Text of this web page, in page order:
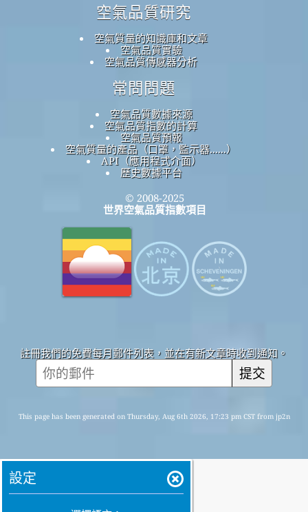
空氣品質研究
空氣質量的知識庫和文章
空氣品質實驗
空氣品質傳感器分析
常問問題
空氣品質數據來源
空氣品質指數的計算
空氣品質預報
空氣質量的產品（口罩，監示器......）
API（應用程式介面）
歷史數據平台
© 2008-2025
世界空氣品質指數項目
註冊我們的免費每月郵件列表，並在有新文章時收到通知。
提交
This page has been generated on Thursday, Aug 6th 2026, 17:23 pm CST from jp2n
設定